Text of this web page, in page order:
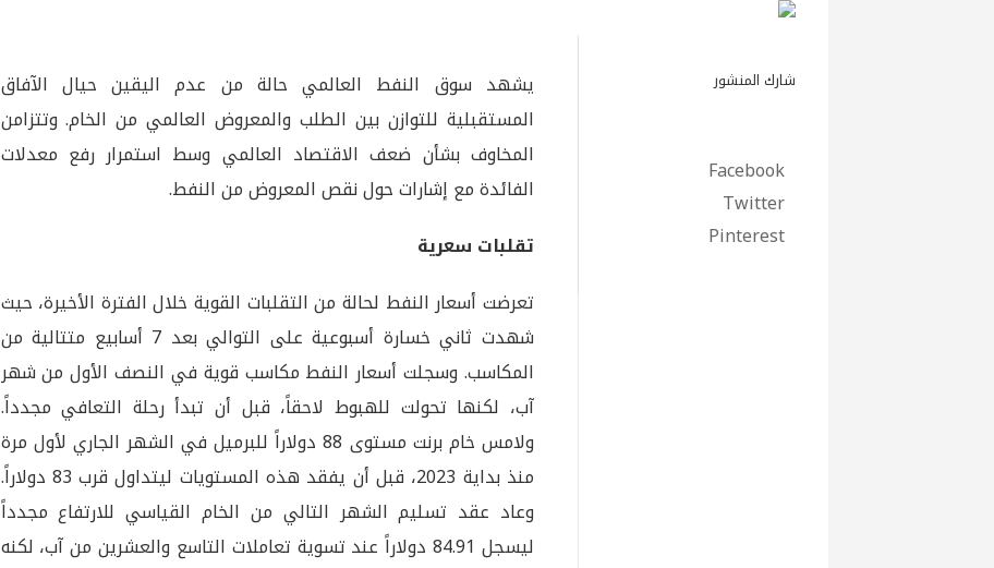
شارك المنشور
Facebook
Twitter
Pinterest
يشهد سوق النفط العالمي حالة من عدم اليقين حيال الآفاق
المستقبلية للتوازن بين الطلب والمعروض العالمي من الخام. وتتزامن
المخاوف بشأن ضعف الاقتصاد العالمي وسط استمرار رفع معدلات
الفائدة مع إشارات حول نقص المعروض من النفط.
تقلبات سعرية
تعرضت أسعار النفط لحالة من التقلبات القوية خلال الفترة الأخيرة، حيث
شهدت ثاني خسارة أسبوعية على التوالي بعد 7 أسابيع متتالية من
المكاسب. وسجلت أسعار النفط مكاسب قوية في النصف الأول من شهر
آب، لكنها تحولت للهبوط لاحقاً، قبل أن تبدأ رحلة التعافي مجدداً.
ولامس خام برنت مستوى 88 دولاراً للبرميل في الشهر الجاري لأول مرة
منذ بداية 2023، قبل أن يفقد هذه المستويات ليتداول قرب 83 دولاراً.
وعاد عقد تسليم الشهر التالي من الخام القياسي للارتفاع مجدداً
ليسجل 84.91 دولاراً عند تسوية تعاملات التاسع والعشرين من آب، لكنه